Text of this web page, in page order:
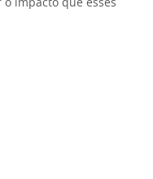
impacto que esses